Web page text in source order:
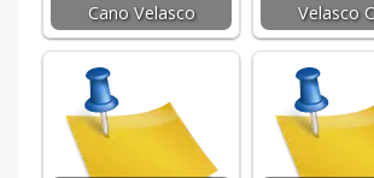
Cano Velasco
Velasco